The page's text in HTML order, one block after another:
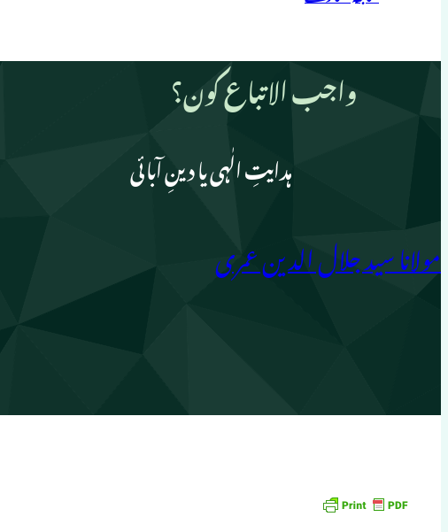
واجب الاتباع کون؟
ہدایتِ الٰہی یا دینِ آبائی
مولانا سید جلال الدین عمری